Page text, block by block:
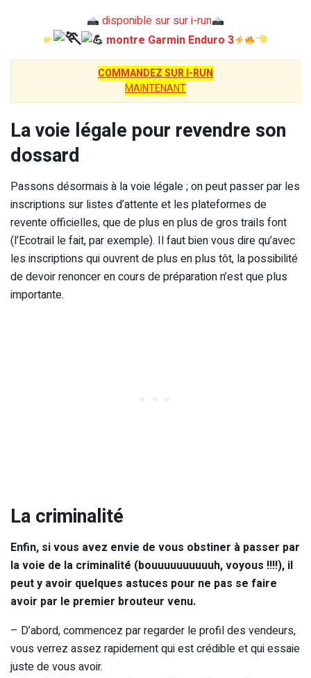
disponible sur sur i-run
montre Garmin Enduro 3
COMMANDEZ SUR I-RUN
MAINTENANT
La voie légale pour revendre son
dossard
Passons désormais à la voie légale ; on peut passer par les
inscriptions sur listes d’attente et les plateformes de
revente officielles, que de plus en plus de gros trails font
(l’Ecotrail le fait, par exemple). Il faut bien vous dire qu’avec
les inscriptions qui ouvrent de plus en plus tôt, la possibilité
de devoir renoncer en cours de préparation n’est que plus
importante.
La criminalité
Enfin, si vous avez envie de vous obstiner à passer par
la voie de la criminalité (bouuuuuuuuuuh, voyous !!!!), il
peut y avoir quelques astuces pour ne pas se faire
avoir par le premier brouteur venu.
– D’abord, commencez par regarder le profil des vendeurs,
vous verrez assez rapidement qui est crédible et qui essaie
juste de vous avoir.